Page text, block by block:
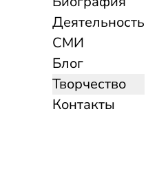
Деятельность
СМИ
Блог
Творчество
Контакты